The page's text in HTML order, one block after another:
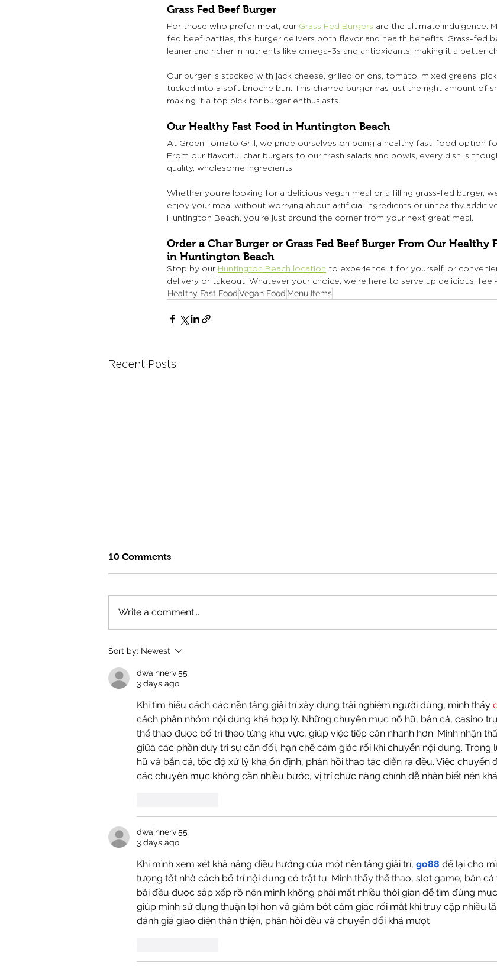
Grass Fed Beef Burger
For those who prefer meat, our Grass Fed Burgers are the ultimate indulgence.
fed beef patties, this burger delivers both flavor and health benefits. Grass-fed
leaner and richer in nutrients like omega-3s and antioxidants, making it a better
Our burger is stacked with jack cheese, grilled onions, tomato, mixed greens,
tucked into a soft brioche bun. This charred burger has just the right amount of
making it a top pick for burger enthusiasts.
Our Healthy Fast Food in Huntington Beach
At Green Tomato Grill, we pride ourselves on being a healthy fast-food option
From our flavorful char burgers to our fresh salads and bowls, every dish is
quality, wholesome ingredients.
Whether you’re looking for a delicious vegan meal or a filling grass-fed burger,
enjoy your meal without worrying about artificial ingredients or unhealthy
Huntington Beach, you’re just around the corner from your next great meal.
Order a Char Burger or Grass Fed Beef Burger From Our Healthy
in Huntington Beach
Stop by our Huntington Beach location to experience it for yourself, or
delivery or takeout. Whatever your choice, we’re here to serve up delicious,
Healthy Fast FoodVegan Food Menu Items
Recent Posts
Fuel Your Summer with the
GTG Test Kitchen's High
Protein Surf & Turf Bowl
10 Comments
Write a comment...
Sort by: Newest
dwainnervi55
3 days ago
Khi tìm hiểu cách các nền tảng giải trí xây dựng trải nghiệm người dùng, mình thấy
cách phân nhóm nội dung khá hợp lý. Những chuyên mục nổ hũ, bắn cá, casino
thể thao được bố trí theo từng khu vực, giúp việc tiếp cận nhanh hơn. Mình nhận
giữa các phần duy trì sự cân đối, hạn chế cảm giác rối khi chuyển nội dung. Trong
hũ và bắn cá, tốc độ xử lý khá ổn định, phản hồi thao tác diễn ra đều. Việc chuyển
các chuyên mục không cần nhiều bước, vị trí chức năng chính dễ nhận biết nên
dwainnervi55
3 days ago
Khi mình xem xét khả năng điều hướng của một nền tảng giải trí, go88 để lại cho
tượng tốt nhờ cách bố trí nội dung có trật tự. Mình thấy thể thao, slot game, bắn cá
bài đều được sắp xếp rõ nên mình không phải mất nhiều thời gian để tìm đúng
giúp mình sử dụng thuận lợi hơn và giảm bớt cảm giác rối mắt khi truy cập nhiều
đánh giá giao diện thân thiện, phản hồi đều và chuyển đổi khá mượt